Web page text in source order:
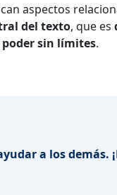
aspectos
del texto, que es
sin límites.
a los demás.